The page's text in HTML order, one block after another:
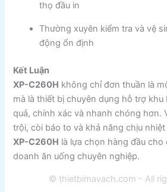
thọ đầu in
Thường xuyên kiểm tra và vệ
động ổn định
Kết Luận
XP-C260H không chỉ đơn thuần là
mà là thiết bị chuyên dụng hỗ trợ
quả, chính xác và nhanh chóng hơn.
trội, còi báo to và khả năng chịu
XP-C260H là lựa chọn hàng đầu
doanh ăn uống chuyên nghiệp.
© thietbimavach.com - All